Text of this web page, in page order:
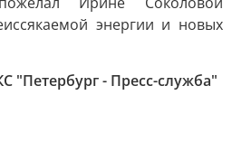
энергии и новых
"Петербург - Пресс-служба"